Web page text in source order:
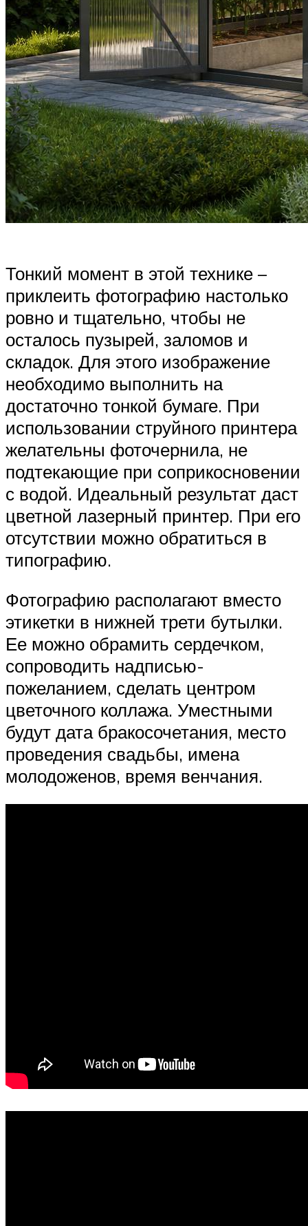
Тонкий момент в этой технике –
приклеить фотографию настолько
ровно и тщательно, чтобы не
осталось пузырей, заломов и
складок. Для этого изображение
необходимо выполнить на
достаточно тонкой бумаге. При
использовании струйного принтера
желательны фоточернила, не
подтекающие при соприкосновении
с водой. Идеальный результат даст
цветной лазерный принтер. При его
отсутствии можно обратиться в
типографию.
Фотографию располагают вместо
этикетки в нижней трети бутылки.
Ее можно обрамить сердечком,
сопроводить надписью-
пожеланием, сделать центром
цветочного коллажа. Уместными
будут дата бракосочетания, место
проведения свадьбы, имена
молодоженов, время венчания.